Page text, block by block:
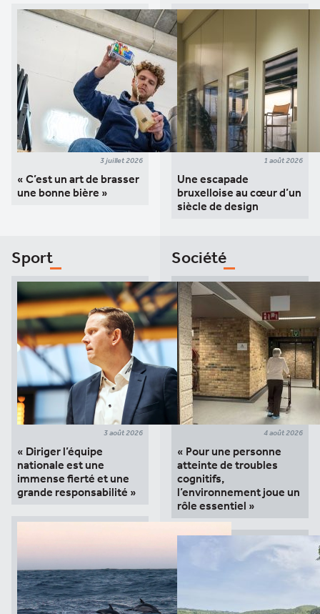
3 juillet 2026
« C’est un art de brasser
une bonne bière »
1 août 2026
Une escapade
bruxelloise au cœur d’un
siècle de design
Sport
3 août 2026
« Diriger l’équipe
nationale est une
immense fierté et une
grande responsabilité »
Société
4 août 2026
« Pour une personne
atteinte de troubles
cognitifs,
l’environnement joue un
rôle essentiel »